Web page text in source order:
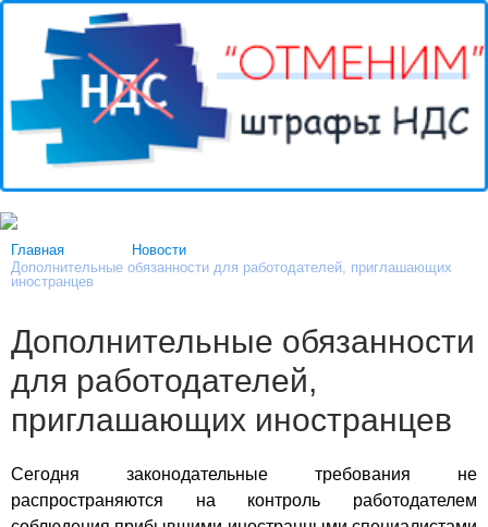
Главная
Новости
Дополнительные обязанности для работодателей, приглашающих
иностранцев
Дополнительные обязанности
для работодателей,
приглашающих иностранцев
Сегодня законодательные требования не
распространяются на контроль работодателем